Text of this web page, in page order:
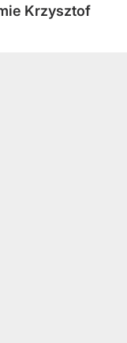
Krzysztof